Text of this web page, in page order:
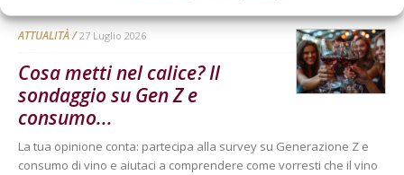
ATTUALITÀ 27 Luglio 2026
Cosa metti nel calice? Il
sondaggio su Gen Z e
consumo...
La tua opinione conta: partecipa alla survey su Generazione Z e
consumo di vino e aiutaci a comprendere come vorresti che il vino